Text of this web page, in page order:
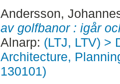
Andersson,
av golfbanor : igår
Alnarp: (LTJ, LTV) >
Architecture,
130101)